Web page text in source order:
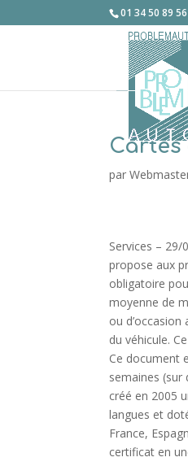
01 34 50 89 56
par
Services – 29/
propose aux
obligatoire
moyenne de
ou
du véhicule.
Ce document
semaines
créé en 2005
langues et
France,
certificat en